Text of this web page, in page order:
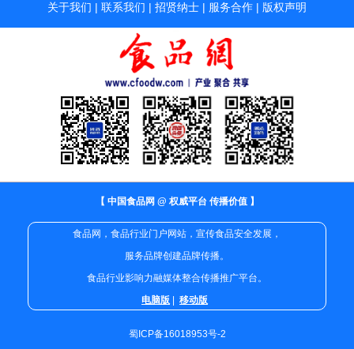
关于我们 | 联系我们 | 招贤纳士 | 服务合作 | 版权声明
【 中国食品网 @ 权威平台 传播价值 】
食品网，食品行业门户网站，宣传食品安全发展，
服务品牌创建品牌传播。
食品行业影响力融媒体整合传播推广平台。
电脑版
移动版
蜀ICP备16018953号-2